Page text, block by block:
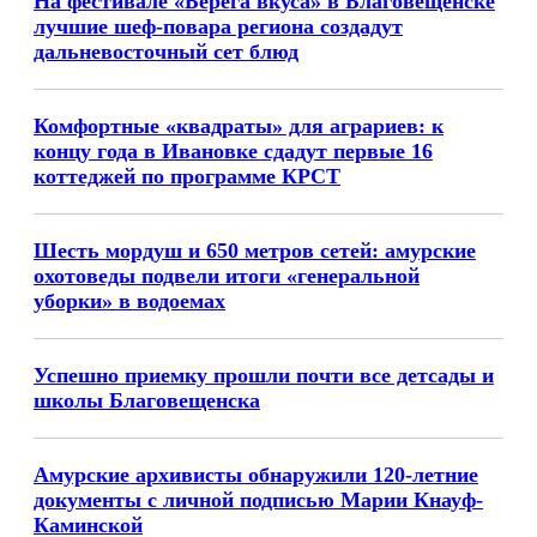
лучшие шеф-повара региона создадут
дальневосточный сет блюд
Комфортные «квадраты» для аграриев: к
концу года в Ивановке сдадут первые 16
коттеджей по программе КРСТ
Шесть мордуш и 650 метров сетей: амурские
охотоведы подвели итоги «генеральной
уборки» в водоемах
Успешно приемку прошли почти все детсады и
школы Благовещенска
Амурские архивисты обнаружили 120-летние
документы с личной подписью Марии Кнауф-
Каминской